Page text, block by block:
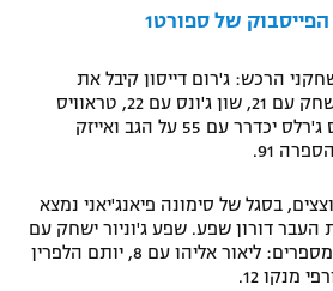
לבית עסק
של ספורט1
הרכש: ג'רום דייסון קיבל את
הספרה 2, טרנס קינסי ישחק עם 21, שון ג'ונס עם 22, טראוויס
פיטרסון ילבש 42, קרטיס ג'רלס יכדרר עם 55 על הגב ואייזק
91.
בסגל של סימונה פיאנג'יאני נמצא
העבר דורון שפע. שפע ג'וניור ישחק עם
הגופיה מספר 34. יתר המספרים: ליאור אליהו עם 8, יותם הלפרין